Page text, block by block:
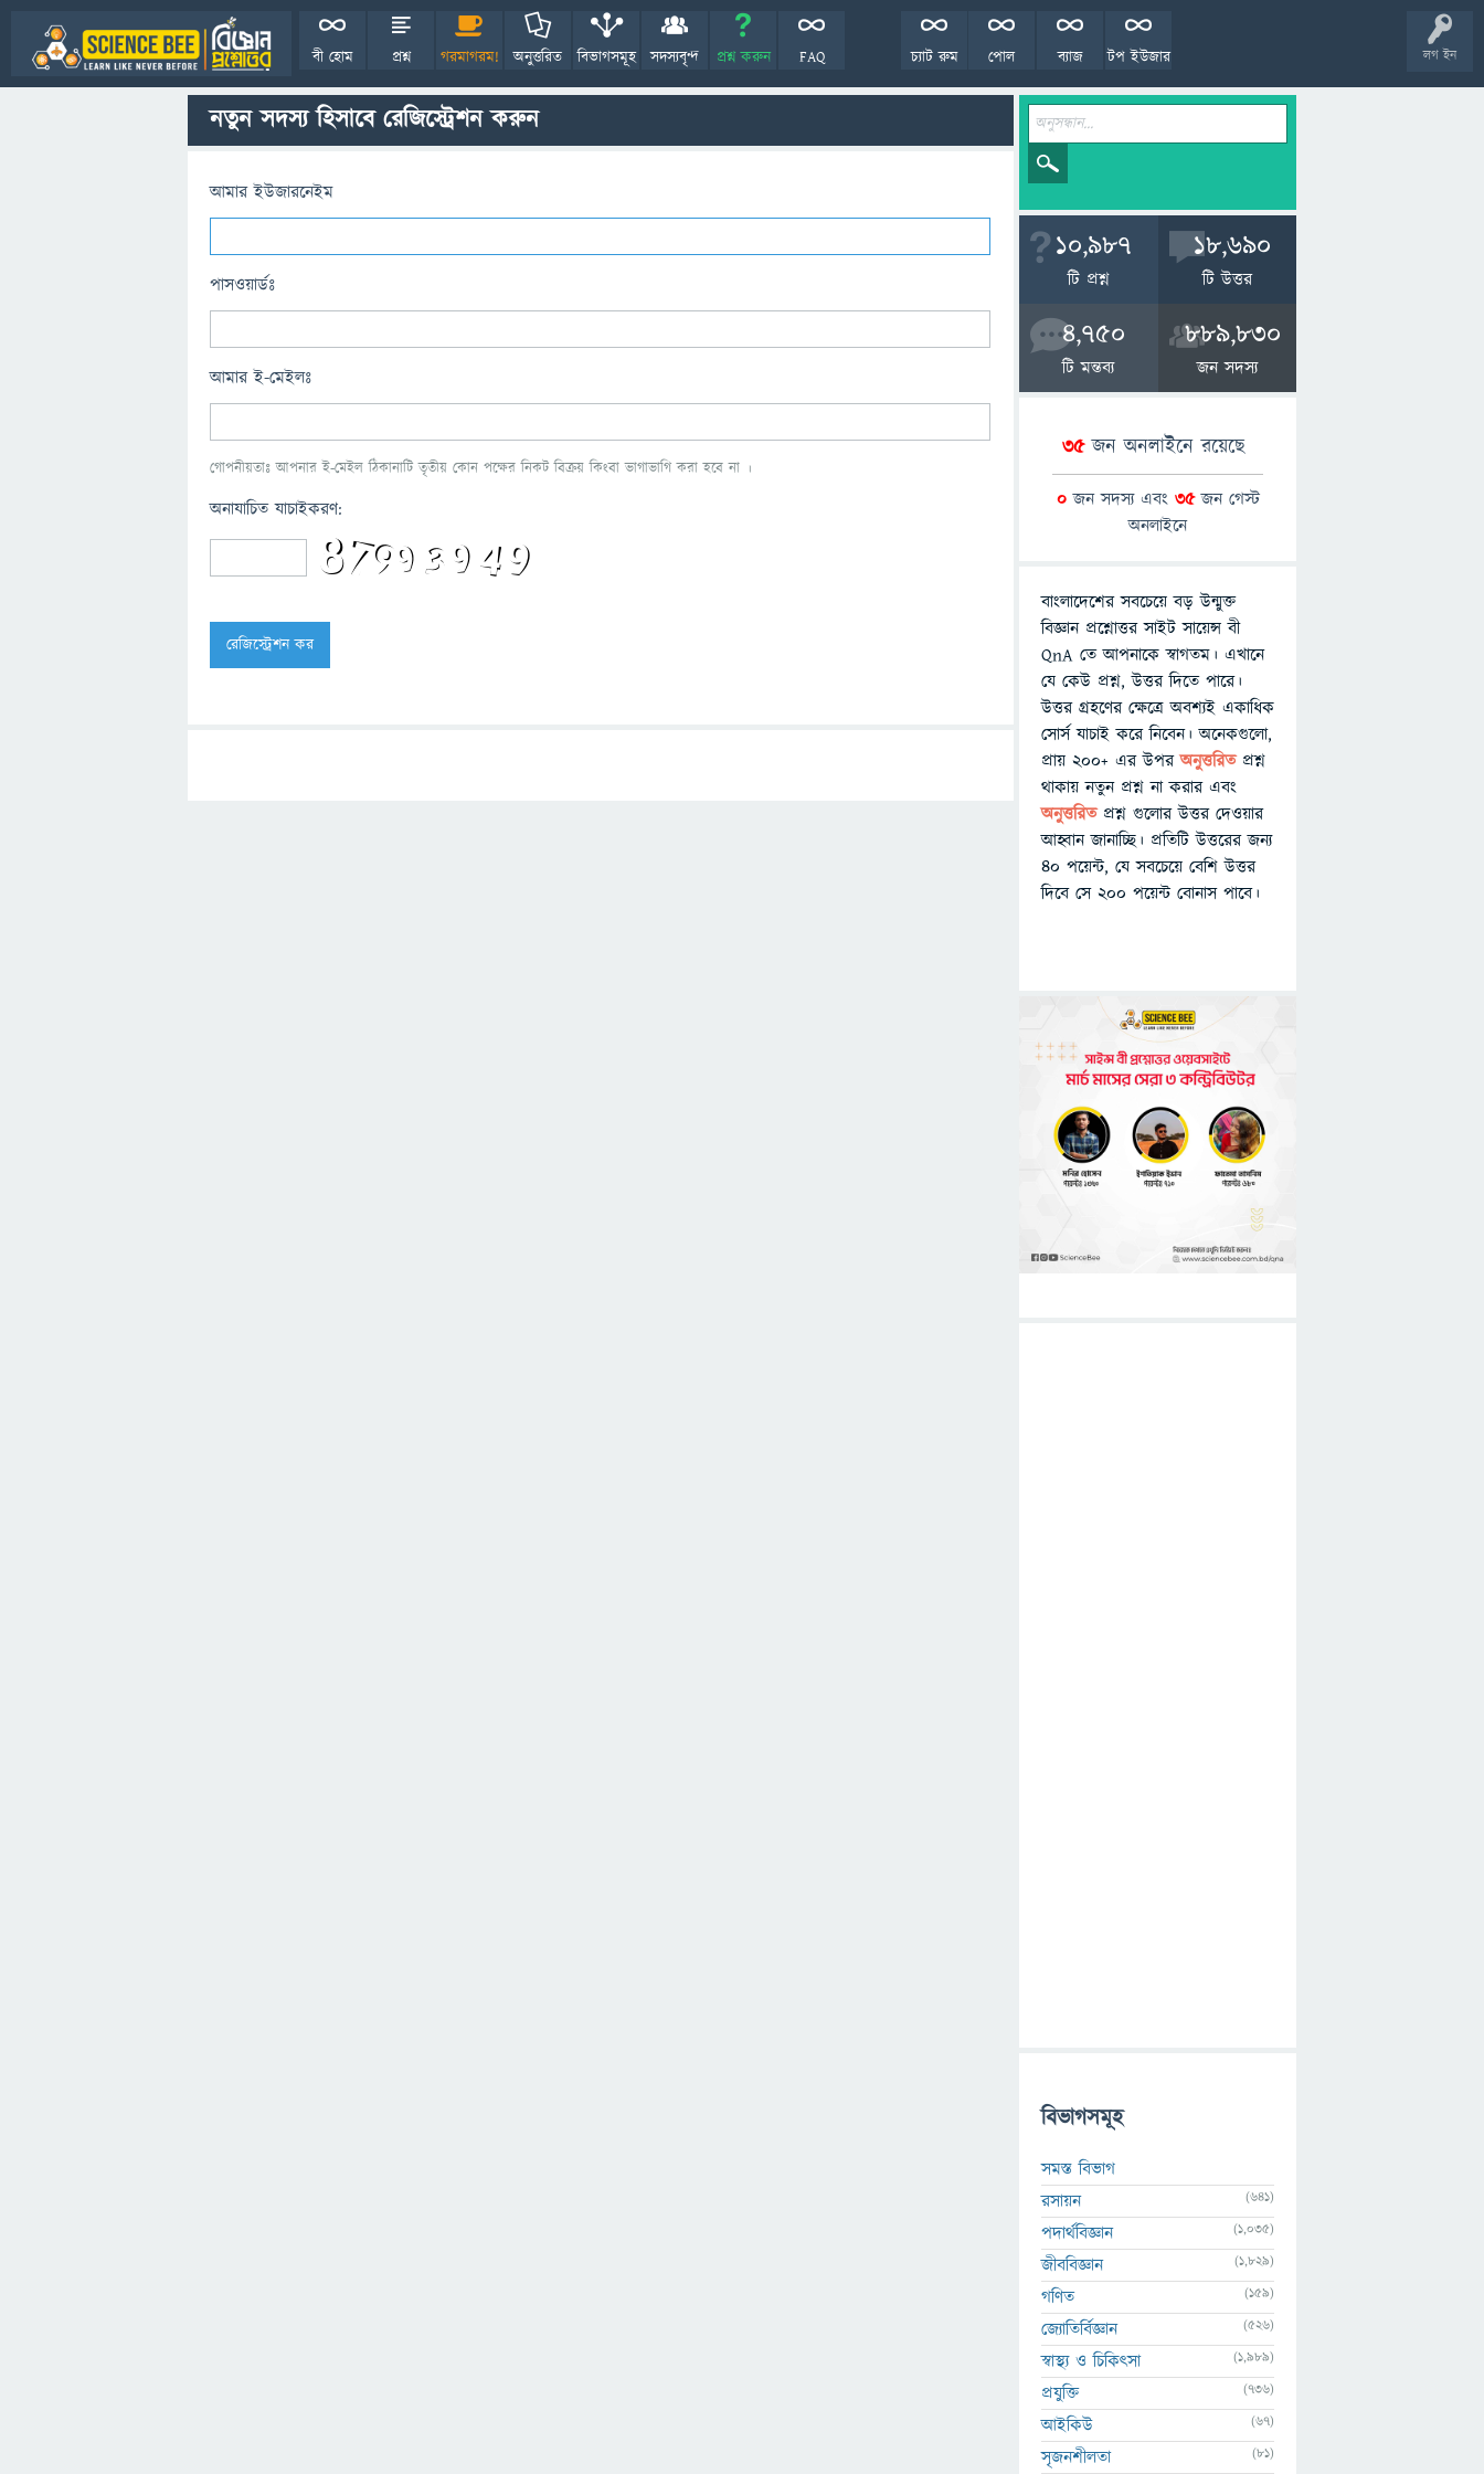
লগ ইন
বী হোম প্রশ্ন গরমাগরম! অনুত্তরিত বিভাগসমূহ সদস্যবৃন্দ প্রশ্ন করুন FAQ টপ ইউজার
ব্যাজ
পোল
চ্যাট রুম
নতুন সদস্য হিসাবে রেজিস্ট্রেশন করুন
আমার ইউজারনেইম
পাসওয়ার্ডঃ
আমার ই-মেইলঃ
গোপনীয়তাঃ আপনার ই-মেইল ঠিকানাটি তৃতীয় কোন পক্ষের নিকট বিক্রয় কিংবা ভাগাভাগি করা হবে না ।
অনাযাচিত যাচাইকরণ:
10,987
টি প্রশ্ন
18,690
টি উত্তর
4,750
টি মন্তব্য
889,830
জন সদস্য
35জন অনলাইনে রয়েছে
0জন সদস্য এবং 35জন গেস্ট
অনলাইনে
বাংলাদেশের সবচেয়ে বড় উন্মুক্ত
বিজ্ঞান প্রশ্নোত্তর সাইট সায়েন্স বী
QnA তে আপনাকে স্বাগতম। এখানে
যে কেউ প্রশ্ন, উত্তর দিতে পারে।
উত্তর গ্রহণের ক্ষেত্রে অবশ্যই একাধিক
সোর্স যাচাই করে নিবেন। অনেকগুলো,
প্রায় ২০০+ এর উপরঅনুত্তরিতপ্রশ্ন
থাকায় নতুন প্রশ্ন না করার এবং
অনুত্তরিত প্রশ্ন গুলোর উত্তর দেওয়ার
আহ্বান জানাচ্ছি। প্রতিটি উত্তরের জন্য
৪০ পয়েন্ট, যে সবচেয়ে বেশি উত্তর
দিবে সে ২০০ পয়েন্ট বোনাস পাবে।
বিভাগসমূহ
সমস্ত বিভাগ
রসায়ন
(641)
পদার্থবিজ্ঞান (1,035)
জীববিজ্ঞান (1,829)
গণিত (159)
জ্যোতির্বিজ্ঞান (526)
স্বাস্থ্য ও চিকিৎসা (1,989)
প্রযুক্তি (736)
আইকিউ (67)
সৃজনশীলতা (81)